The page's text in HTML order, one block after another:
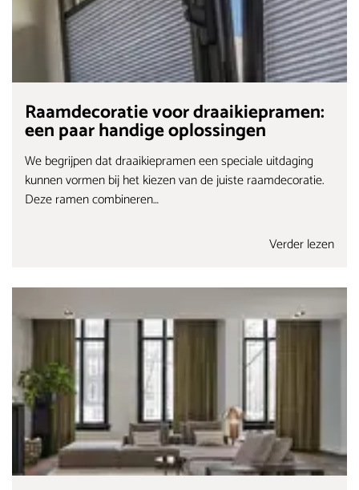
Raamdecoratie voor draaikiepramen:
een paar handige oplossingen
We begrijpen dat draaikiepramen een speciale uitdaging
kunnen vormen bij het kiezen van de juiste raamdecoratie.
Deze ramen combineren…
Verder lezen